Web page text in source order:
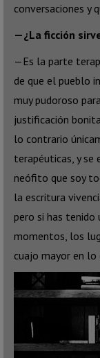
conversaciones y
—¿La ficción
—Es la parte
de que el pueblo
muy pudoroso
justificación
lo contrario
terapéuticas, y se
neófito que soy
la escritura
pero si has tenido
momentos, los
cuajo mayor en lo